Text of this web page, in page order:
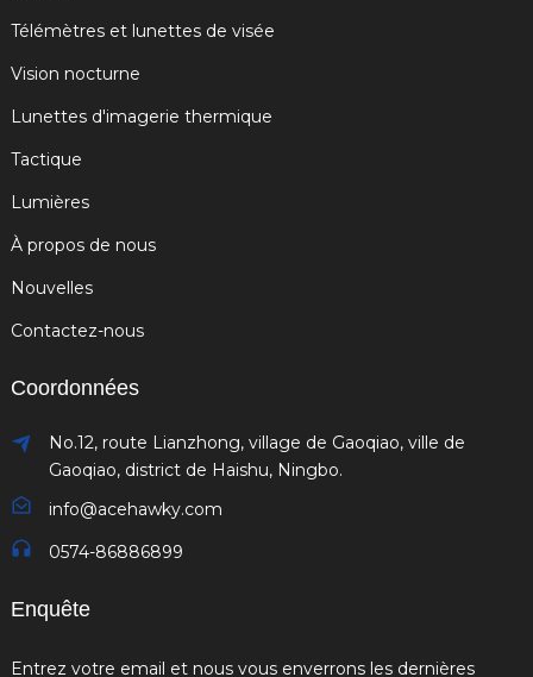
Télémètres et lunettes de visée
Vision nocturne
Lunettes d'imagerie thermique
Tactique
Lumières
À propos de nous
Nouvelles
Contactez-nous
Coordonnées
No.12, route Lianzhong, village de Gaoqiao, ville de
Gaoqiao, district de Haishu, Ningbo.
info@acehawky.com
0574-86886899
Enquête
Entrez votre email et nous vous enverrons les dernières